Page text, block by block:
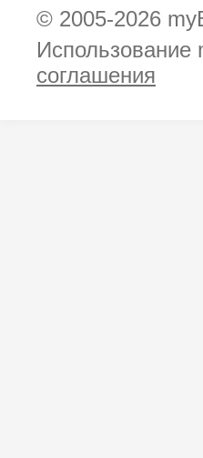
© 2005-2026
Использование
соглашения